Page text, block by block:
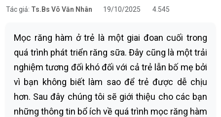
Tác giả: Ts.Bs Võ Văn Nhân 19/10/2025 4.545
Mọc răng hàm ở trẻ là một giai đoan cuối trong
quá trình phát triển răng sữa. Đây cũng là một trải
nghiệm tương đối khó đối với cả trẻ lẫn bố mẹ bởi
vì bạn không biết làm sao để trẻ được dễ chịu
hơn. Sau đây chúng tôi sẽ giới thiệu cho các bạn
những thông tin bổ ích về quá trình mọc răng hàm